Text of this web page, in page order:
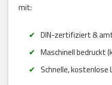
mit:
DIN-zertifiziert &
Maschinell bedruckt
Schnelle, kostenlose